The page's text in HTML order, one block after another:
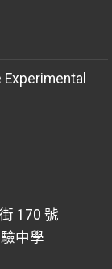
170 號
中學